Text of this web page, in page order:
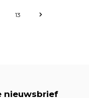
13
nieuwsbrief